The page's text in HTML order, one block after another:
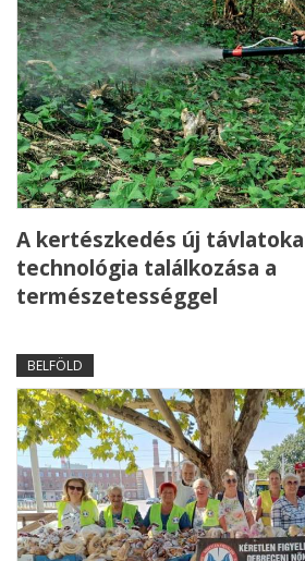
A kertészkedés új
technológia találkozása a
természetességgel
BELFÖLD